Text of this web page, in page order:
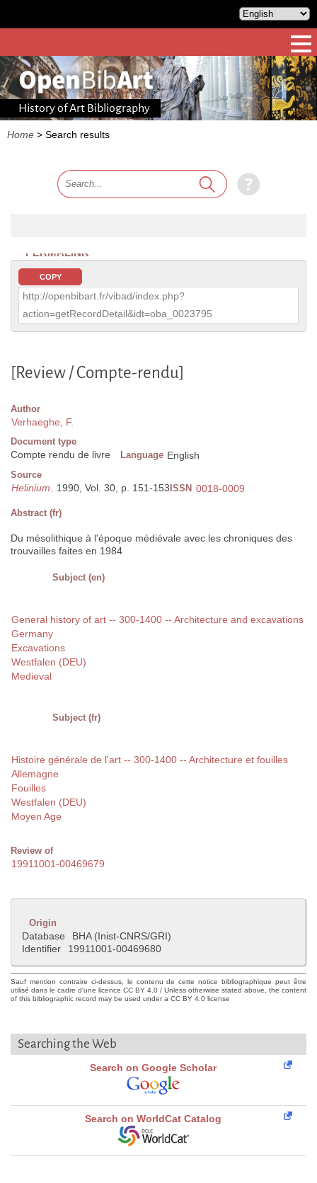
History of Art Bibliography
Home > Search results
PERMALINK
COPY
http://openbibart.fr/vibad/index.php?
action=getRecordDetail&idt=oba_0023795
[Review / Compte-rendu]
Author
Verhaeghe, F.
Document type
Compte rendu de livre Language English
Source
Helinium. 1990, Vol. 30, p. 151-153 ISSN 0018-0009
Abstract (fr)
Du mésolithique à l'époque médiévale avec les chroniques des
trouvailles faites en 1984
Subject (en)
General history of art -- 300-1400 -- Architecture and excavations
Germany
Excavations
Westfalen (DEU)
Medieval
Subject (fr)
Histoire générale de l'art -- 300-1400 -- Architecture et fouilles
Allemagne
Fouilles
Westfalen (DEU)
Moyen Age
Review of
19911001-00469679
Origin
Database
BHA (Inist-CNRS/GRI)
Identifier
19911001-00469680
Sauf mention contraire ci-dessus, le contenu de cette notice bibliographique peut être
utilisé dans le cadre d'une licence CC BY 4.0 / Unless otherwise stated above, the content
of this bibliographic record may be used under a CC BY 4.0 license
Searching the Web
Search on Google Scholar
Search on WorldCat Catalog